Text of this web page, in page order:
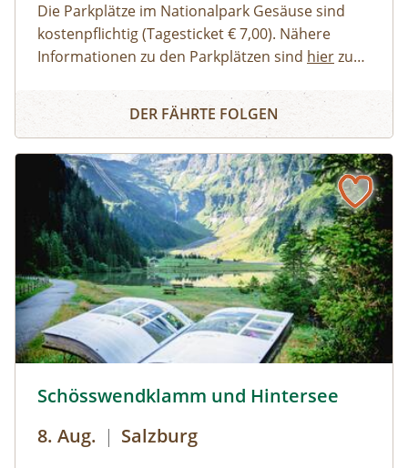
Die Parkplätze im Nationalpark Gesäuse sind
kostenpflichtig (Tagesticket € 7,00). Nähere
Informationen zu den Parkplätzen sind hierzu
den Nationalpark Gesäuse stehen
zur
Familien, Erwachsene mit Kindern
Kinder und Jugendliche
Buch dir deinen Guide - Privat-Tour im Nationalpark
DER FÄHRTE FOLGEN
Schösswendklamm und Hintersee
8. Aug. | Salzburg